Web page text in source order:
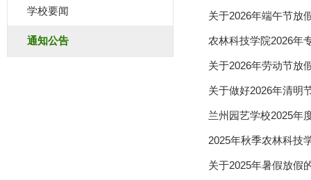
学校要闻
通知公告
关于2026年端午节放
农林科技学院2026年
关于2026年劳动节放
关于做好2026年清明
兰州园艺学校2025年
2025年秋季农林科技
关于2025年暑假放假